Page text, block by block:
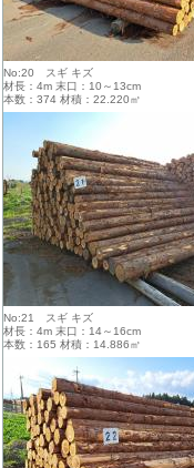
No:20 スギ キズ
材長：4m 末口：10～13cm
本数：374 材積：22.220㎥
No:21 スギ キズ
材長：4m 末口：14～16cm
本数：165 材積：14.886㎥